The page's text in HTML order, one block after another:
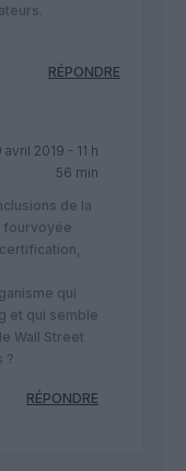
RÉPONDRE
avril 2019 - 11 h
56 min
de la
fourvoyée
qui
et qui semble
Wall Street
?
RÉPONDRE